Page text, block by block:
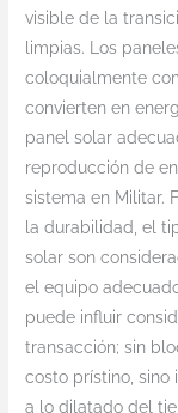
visible de la
limpias. Los
coloquialmente
convierten en
panel solar
reproducción de
sistema en Militar.
la durabilidad, el
solar son
el equipo
puede influir
transacción; sin
costo prístino, sino
a lo dilatado del